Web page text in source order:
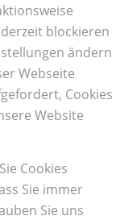
blockieren
ändern
Webseite
Cookies
Website
Cookies
Sie immer
Sie uns